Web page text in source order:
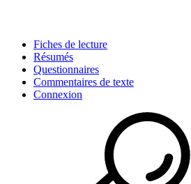
Fiches de lecture
Résumés
Questionnaires
Commentaires de texte
Connexion